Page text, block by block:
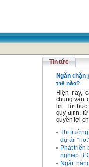
Tin tức
Ngăn chặn
thế nào?
Hiện nay,
chung vẫn
lợi. Từ
quy định,
quyền lợi
Thị trường
dự án
Phát triển
nghiệp
Ngân